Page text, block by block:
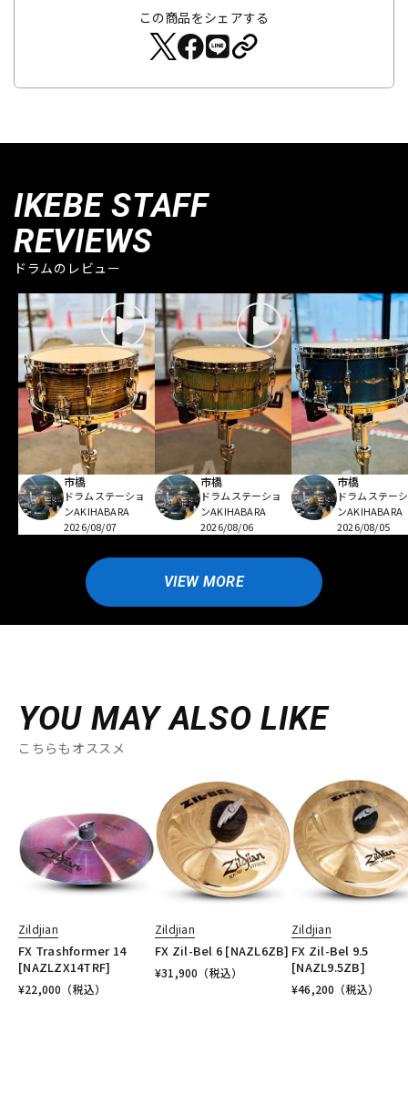
この商品をシェアする
IKEBE STAFF
REVIEWS
ドラムのレビュー
市橋
ドラムステーショ
ンAKIHABARA
2026/08/07
市橋
ドラムステーショ
ンAKIHABARA
2026/08/06
市橋
ドラムステー
ンAKIHABARA
2026/08/05
VIEW MORE
YOU MAY ALSO LIKE
こちらもオススメ
Zildjian
FX Trashformer 14
[NAZLZX14TRF]
¥22,000 （税込）
Zildjian
FX Zil-Bel 6 [NAZL6ZB]
¥31,900 （税込）
Zildjian
FX Zil-Bel 9.5
[NAZL9.5ZB]
¥46,200 （税込）